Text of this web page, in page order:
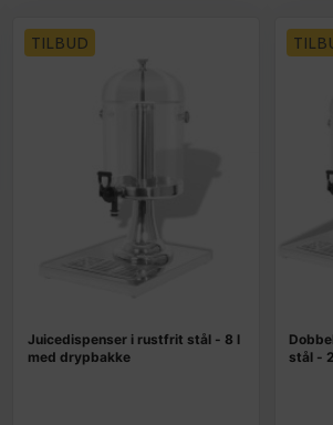
TILBUD
Juicedispenser i rustfrit stål - 8 l
med drypbakke
stål -